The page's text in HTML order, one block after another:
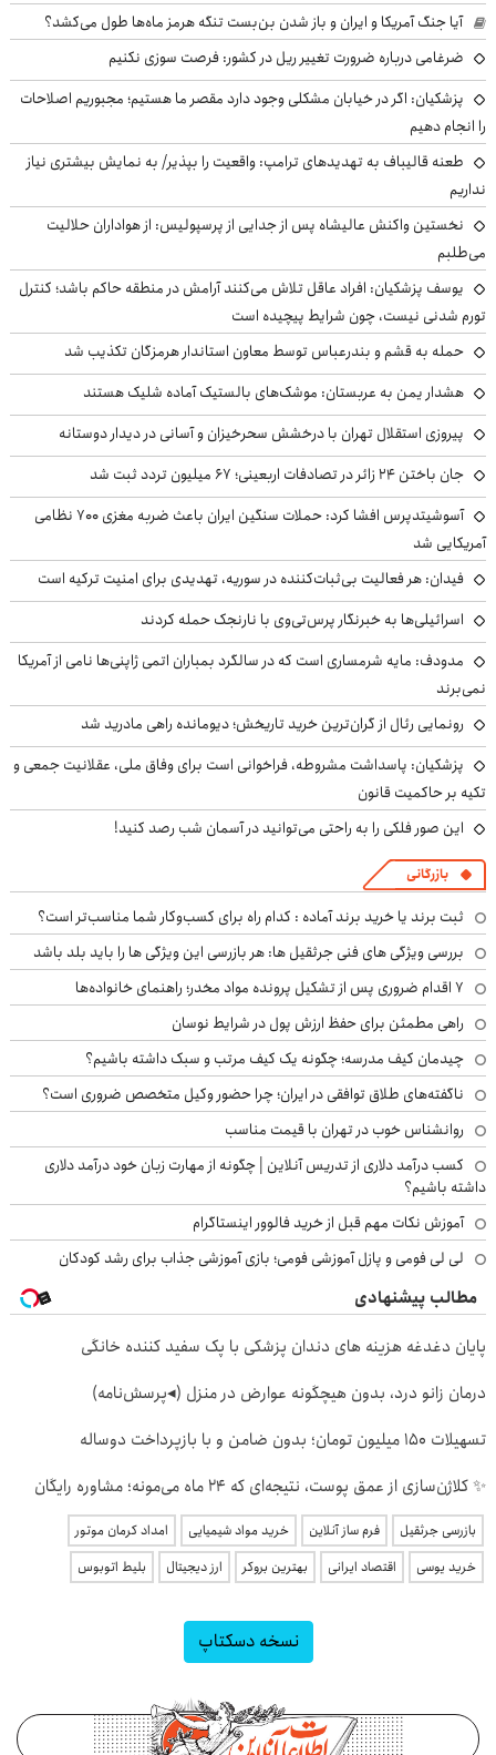
آیا جنگ آمریکا و ایران و باز شدن بن‌بست تنگه هرمز ماه‌ها طول می‌کشد؟
ضرغامی درباره ضرورت تغییر ریل در کشور: فرصت سوزی نکنیم
پزشکیان: اگر در خیابان مشکلی وجود دارد مقصر ما هستیم؛ مجبوریم اصلاحات
را انجام دهیم
طعنه قالیباف به تهدیدهای ترامپ: واقعیت را بپذیر/ به نمایش بیشتری نیاز
نداریم
نخستین واکنش عالیشاه پس از جدایی از پرسپولیس: از هواداران حلالیت
می‌طلبم
یوسف پزشکیان: افراد عاقل تلاش می‌کنند آرامش در منطقه حاکم باشد؛ کنترل
تورم شدنی نیست، چون شرایط پیچیده است
حمله به قشم و بندرعباس توسط معاون استاندار هرمزگان تکذیب شد
هشدار یمن به عربستان: موشک‌های بالستیک آماده شلیک هستند
پیروزی استقلال تهران با درخشش سحرخیزان و آسانی در دیدار دوستانه
جان باختن ۲۴ زائر در تصادفات اربعینی؛ ۶۷ میلیون تردد ثبت شد
آسوشیتدپرس افشا کرد: حملات سنگین ایران باعث ضربه مغزی ۷۰۰ نظامی
آمریکایی شد
فیدان: هر فعالیت بی‌ثبات‌کننده در سوریه، تهدیدی برای امنیت ترکیه است
اسرائیلی‌ها به خبرنگار پرس‌تی‌وی با نارنجک حمله کردند
مدودف: مایه شرمساری است که در سالگرد بمباران اتمی ژاپنی‌ها نامی از آمریکا
نمی‌برند
رونمایی رئال از گران‌ترین خرید تاریخش؛ دیومانده راهی مادرید شد
پزشکیان: پاسداشت مشروطه، فراخوانی است برای وفاق ملی، عقلانیت جمعی و
تکیه بر حاکمیت قانون
این صور فلکی را به راحتی می‌توانید در آسمان شب رصد کنید!
بازرگانی
ثبت برند یا خرید برند آماده : کدام راه برای کسب‌وکار شما مناسب‌تر است؟
بررسی ویژگی های فنی جرثقیل ها: هر بازرسی این ویژگی ها را باید بلد باشد
۷ اقدام ضروری پس از تشکیل پرونده مواد مخدر؛ راهنمای خانواده‌ها
راهی مطمئن برای حفظ ارزش پول در شرایط نوسان
چیدمان کیف مدرسه؛ چگونه یک کیف مرتب و سبک داشته باشیم؟
ناگفته‌های طلاق توافقی در ایران؛ چرا حضور وکیل متخصص ضروری است؟
روانشناس خوب در تهران با قیمت مناسب
کسب درآمد دلاری از تدریس آنلاین | چگونه از مهارت زبان خود درآمد دلاری
داشته باشیم؟
آموزش نکات مهم قبل از خرید فالوور اینستاگرام
لی لی فومی و پازل آموزشی فومی؛ بازی آموزشی جذاب برای رشد کودکان
مطالب پیشنهادی
پایان دغدغه هزینه های دندان پزشکی با پک سفید کننده خانگی
درمان زانو درد، بدون هیچگونه عوارض در منزل (◂پرسش‌نامه)
تسهیلات ۱۵۰ میلیون تومان؛ بدون ضامن و با بازپرداخت دوساله
✨ کلاژن‌سازی از عمق پوست، نتیجه‌ای که ۲۴ ماه می‌مونه؛ مشاوره رایگان
بازرسی جرثقیل فرم ساز آنلاین خرید مواد شیمیایی
امداد کرمان موتور
خرید یوسی
اقتصاد ایرانی بهترین بروکر ارز دیجیتال بلیط اتوبوس
نسخه دسکتاپ